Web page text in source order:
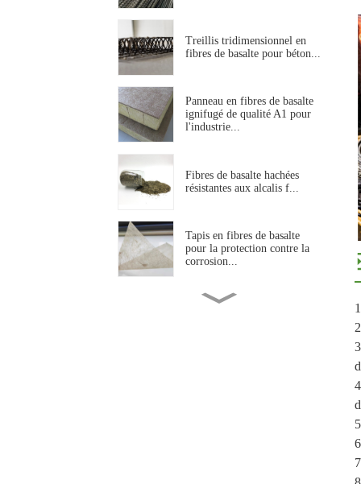
Treillis tridimensionnel en
fibres de basalte pour béton...
Panneau en fibres de basalte
ignifugé de qualité A1 pour
l'industrie...
Fibres de basalte hachées
résistantes aux alcalis f...
Tapis en fibres de basalte
pour la protection contre la
corrosion...
Treillis en fibre de basalte